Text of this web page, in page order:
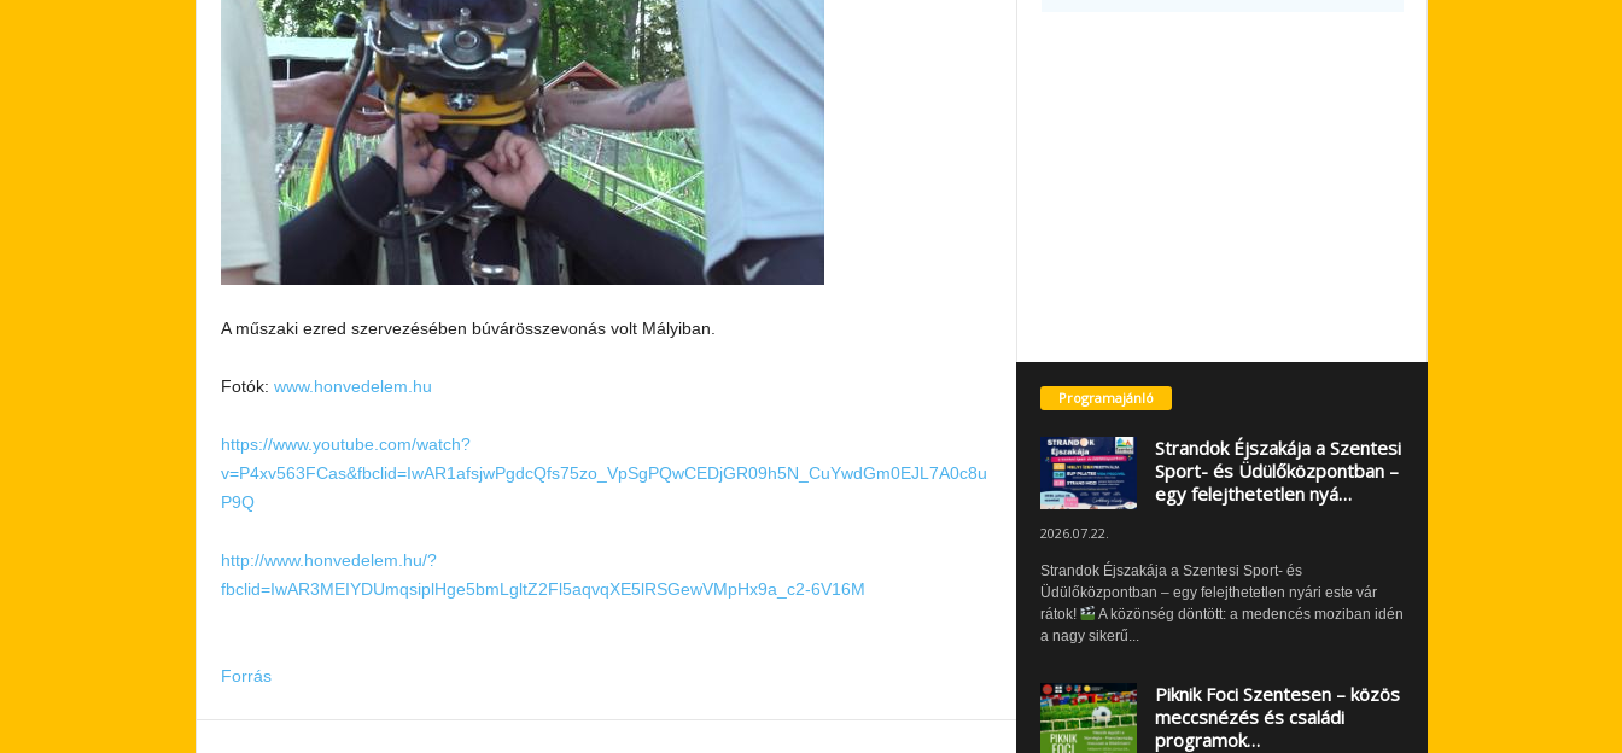
A műszaki ezred szervezésében búvárösszevonás volt Mályiban.
Fotók: www.honvedelem.hu
https://www.youtube.com/watch?
v=P4xv563FCas&fbclid=IwAR1afsjwPgdcQfs75zo_VpSgPQwCEDjGR09h5N_CuYwdGm0EJL7A0c8u
P9Q
http://www.honvedelem.hu/?
fbclid=IwAR3MEIYDUmqsiplHge5bmLgltZ2Fl5aqvqXE5lRSGewVMpHx9a_c2-6V16M
Forrás
Programajánló
Strandok Éjszakája a Szentesi
Sport- és Üdülőközpontban –
egy felejthetetlen nyá…
2026.07.22.
Strandok Éjszakája a Szentesi Sport- és
Üdülőközpontban – egy felejthetetlen nyári este vár
rátok!
A közönség döntött: a medencés moziban idén
a nagy sikerű...
Piknik Foci Szentesen – közös
meccsnézés és családi
programok…